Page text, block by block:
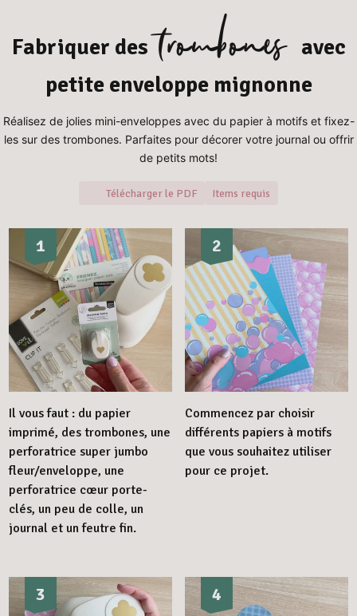
Fabriquer des trombones avec
petite enveloppe mignonne
Réalisez de jolies mini-enveloppes avec du papier à motifs et fixez-
les sur des trombones. Parfaites pour décorer votre journal ou offrir
de petits mots!
Télécharger le PDF Items requis
1
Il vous faut : du papier
imprimé, des trombones, une
perforatrice super jumbo
fleur/enveloppe, une
perforatrice cœur porte-
clés, un peu de colle, un
journal et un feutre fin.
2
Commencez par choisir
différents papiers à motifs
que vous souhaitez utiliser
pour ce projet.
3 4